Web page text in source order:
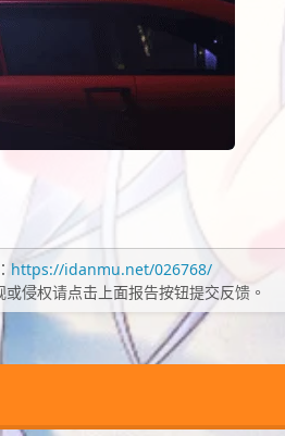
https://idanmu.net/026768/
侵权请点击上面报告按钮提交反馈。